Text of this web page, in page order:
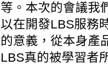
等。本次的會議我
以在開發LBS服務
的意義，從本身產
LBS真的被學習者